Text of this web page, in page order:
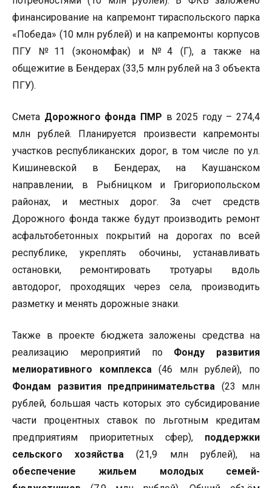
финансирование на капремонт тираспольского парка
«Победа» (10 млн рублей) и на капремонты корпусов
ПГУ №11 (экономфак) и №4 (Г), а также на
общежитие в Бендерах (33,5 млн рублей на 3 объекта
ПГУ).
Смета Дорожного фонда ПМР в 2025 году – 274,4
млн рублей. Планируется произвести капремонты
участков республиканских дорог, в том числе по ул.
Кишиневской в Бендерах, на Каушанском
направлении, в Рыбницком и Григориопольском
районах, и местных дорог. За счет средств
Дорожного фонда также будут производить ремонт
асфальтобетонных покрытий на дорогах по всей
республике, укреплять обочины, устанавливать
остановки, ремонтировать тротуары вдоль
автодорог, проходящих через села, производить
разметку и менять дорожные знаки.
Также в проекте бюджета заложены средства на
реализацию мероприятий по Фонду развития
мелиоративного комплекса(46 млн рублей), по
Фондам развития предпринимательства (23 млн
рублей, большая часть которых это субсидирование
части процентных ставок по льготным кредитам
предприятиям приоритетных сфер), поддержки
сельского хозяйства (21,9 млн рублей), на
обеспечение жильем молодых семей-